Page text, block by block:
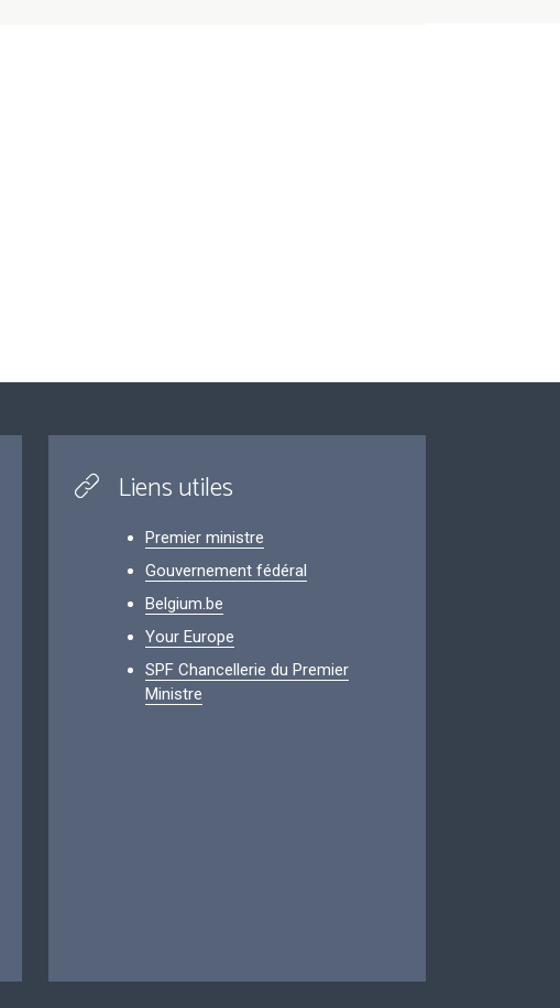
Liens utiles
Premier ministre
Gouvernement fédéral
Belgium.be
Your Europe
SPF Chancellerie du Premier
Ministre